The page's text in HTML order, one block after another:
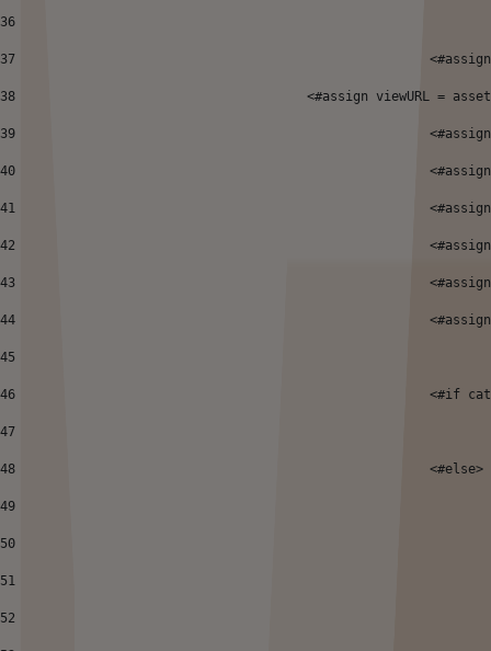
36
37
38
<#assign
39
40
41
42
43
44
45
46
47
48
							<#else>
49
50
51
52